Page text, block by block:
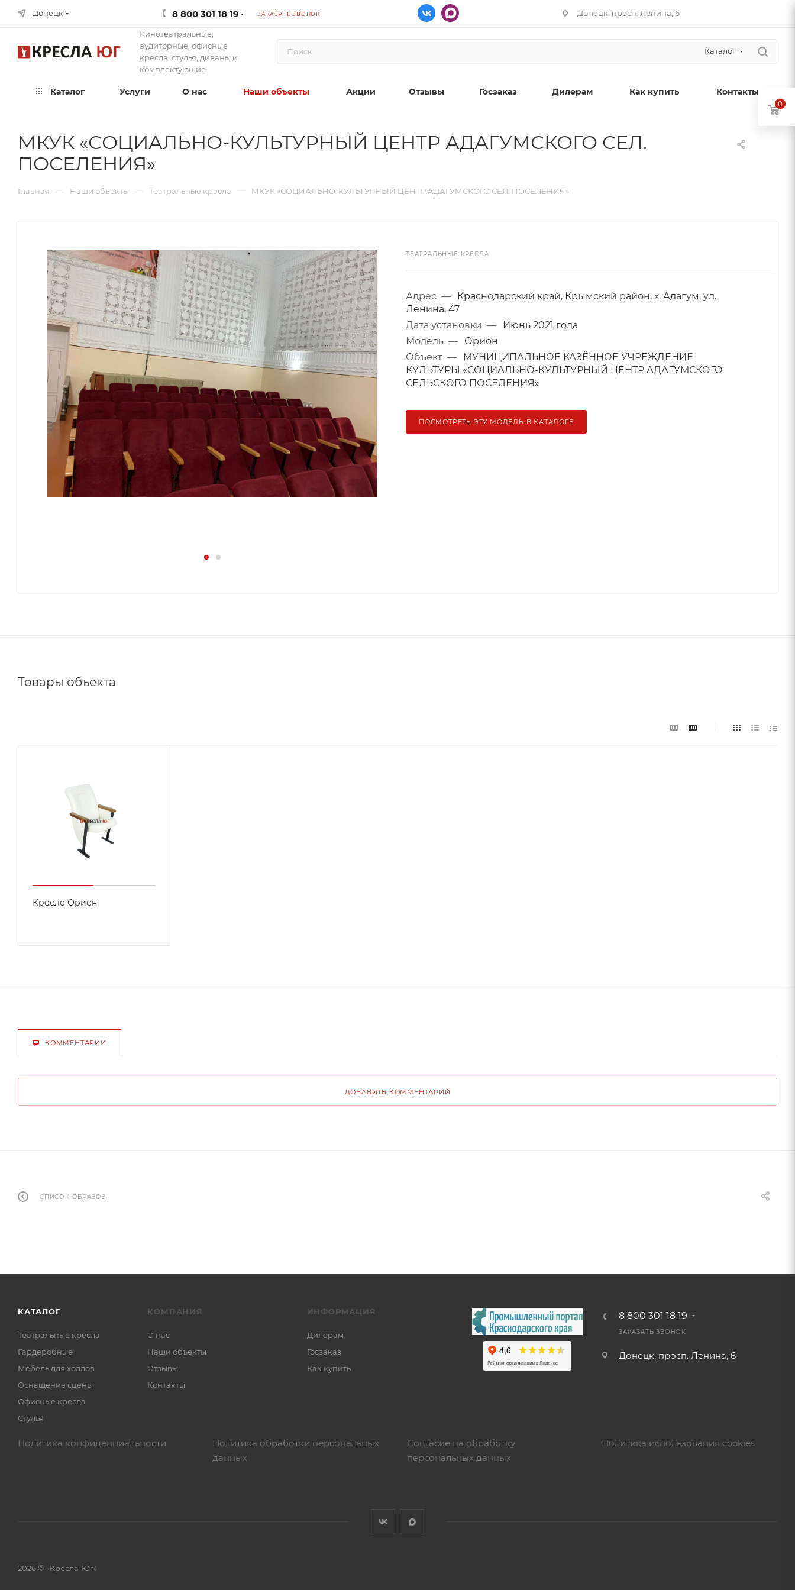
Донецк 8 800 301 18 19 ЗАКАЗАТЬ ЗВОНОК Донецк, просп. Ленина, 6
Кинотеатральные,
аудиторные, офисные
кресла, стулья, диваны и
комплектующие
Каталог
Каталог Услуги О нас Наши объекты Акции Отзывы Госзаказ Дилерам Как купить Контакты
МКУК «СОЦИАЛЬНО-КУЛЬТУРНЫЙ ЦЕНТР АДАГУМСКОГО СЕЛ.
ПОСЕЛЕНИЯ»
Главная — Наши объекты — Театральные кресла — МКУК «СОЦИАЛЬНО-КУЛЬТУРНЫЙ ЦЕНТР АДАГУМСКОГО СЕЛ. ПОСЕЛЕНИЯ»
ТЕАТРАЛЬНЫЕ КРЕСЛА
Адрес —
Краснодарский край, Крымский район, х. Адагум, ул.
Ленина, 47
Дата установки —
Июнь 2021 года
Модель —
Орион
Объект —
МУНИЦИПАЛЬНОЕ КАЗЁННОЕ УЧРЕЖДЕНИЕ
КУЛЬТУРЫ «СОЦИАЛЬНО-КУЛЬТУРНЫЙ ЦЕНТР АДАГУМСКОГО
СЕЛЬСКОГО ПОСЕЛЕНИЯ»
ПОСМОТРЕТЬ ЭТУ МОДЕЛЬ В КАТАЛОГЕ
Товары объекта
Кресло Орион
КОММЕНТАРИИ
ДОБАВИТЬ КОММЕНТАРИЙ
СПИСОК ОБРАЗОВ
КАТАЛОГ
Театральные кресла
Гардеробные
Мебель для холлов
Оснащение сцены
Офисные кресла
Стулья
КОМПАНИЯ
О нас
Наши объекты
Отзывы
Контакты
ИНФОРМАЦИЯ
Дилерам
Госзаказ
Как купить
8 800 301 18 19
ЗАКАЗАТЬ ЗВОНОК
Донецк, просп. Ленина, 6
Политика конфиденциальности
Политика обработки персональных
данных
Согласие на обработку
персональных данных
Политика использования cookies
2026 © «Кресла-Юг»
0